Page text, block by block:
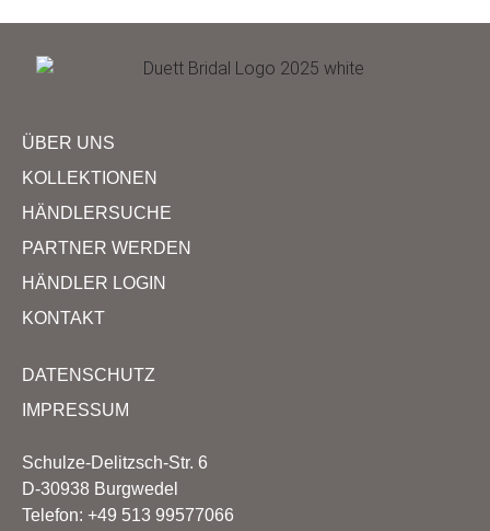
ÜBER UNS
KOLLEKTIONEN
HÄNDLERSUCHE
PARTNER WERDEN
HÄNDLER LOGIN
KONTAKT
DATENSCHUTZ
IMPRESSUM
Schulze-Delitzsch-Str. 6
D-30938 Burgwedel
Telefon: +49 513 99577066